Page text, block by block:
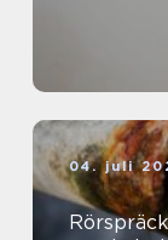
04. juli
Rörspräckning effektiv